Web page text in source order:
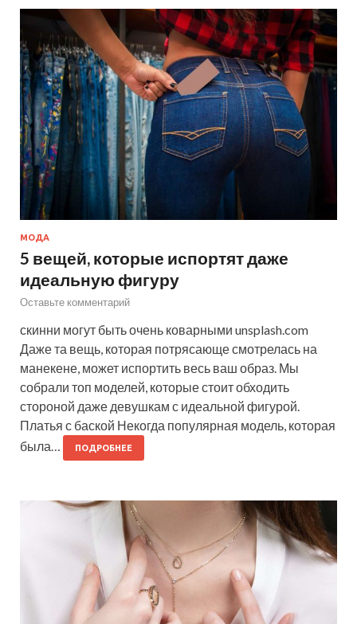
МОДА
5 вещей, которые испортят даже
идеальную фигуру
Оставьте комментарий
скинни могут быть очень коварными unsplash.com
Даже та вещь, которая потрясающе смотрелась на
манекене, может испортить весь ваш образ. Мы
собрали топ моделей, которые стоит обходить
стороной даже девушкам с идеальной фигурой.
Платья с баской Некогда популярная модель, которая
была…
ПОДРОБНЕЕ